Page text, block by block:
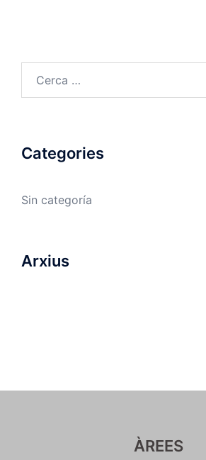
Categories
Sin categoría
Arxius
ÀREES